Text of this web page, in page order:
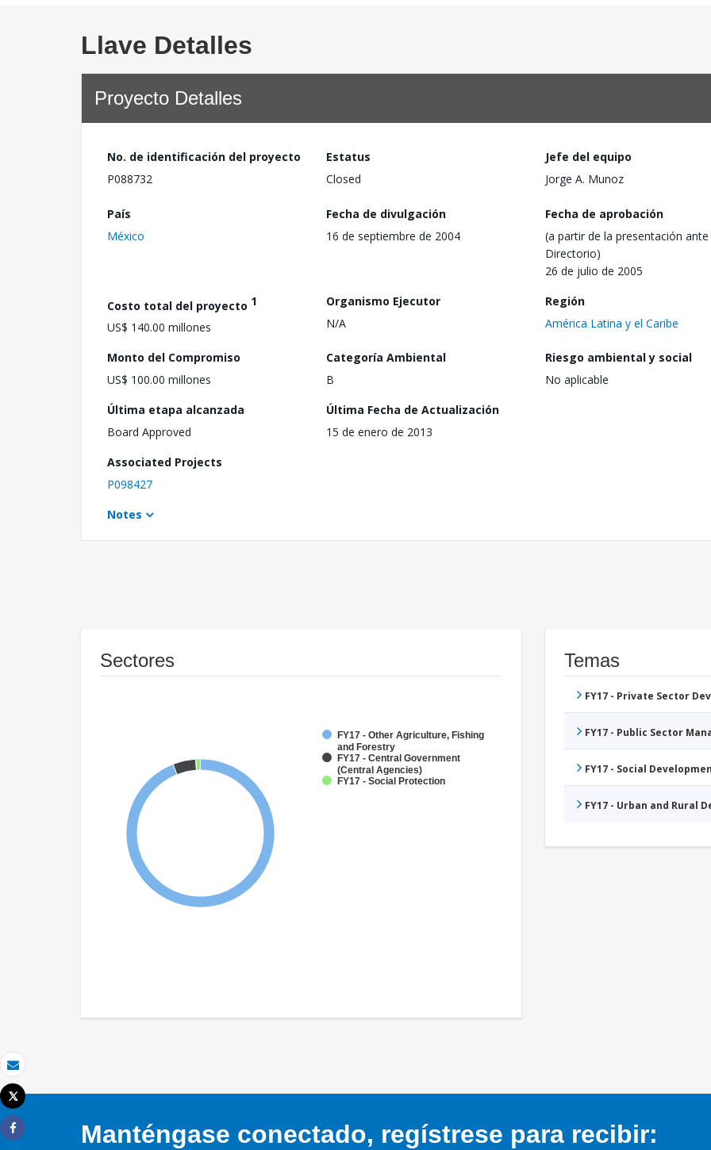
Correo electrónico
Imprimir
Tweet
Share
Llave Detalles
Proyecto Detalles
No. de identificación del proyecto
P088732
Estatus
Closed
Jefe del equipo
Jorge A. Munoz
País
México
Fecha de divulgación
16 de septiembre de 2004
Fecha de aprobación
(a partir de la presentación ante
Directorio)
26 de julio de 2005
Costo total del proyecto 1
US$ 140.00 millones
Organismo Ejecutor
N/A
Región
América Latina y el Caribe
Monto del Compromiso
US$ 100.00 millones
Categoría Ambiental
B
Riesgo ambiental y social
No aplicable
Última etapa alcanzada
Board Approved
Última Fecha de Actualización
15 de enero de 2013
Associated Projects
P098427
Notes
Sectores
FY17 - Other Agriculture, Fishing
and Forestry
FY17 - Central Government
(Central Agencies)
FY17 - Social Protection
Temas
FY17 - Private Sector
FY17 - Public Sector
FY17 - Social
FY17 - Urban and Rural
Manténgase conectado, regístrese para recibir: